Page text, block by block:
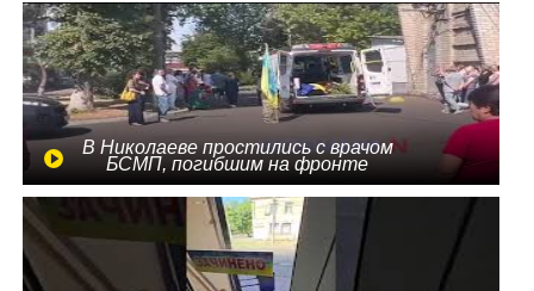
В Николаеве простились с врачом
БСМП, погибшим на фронте